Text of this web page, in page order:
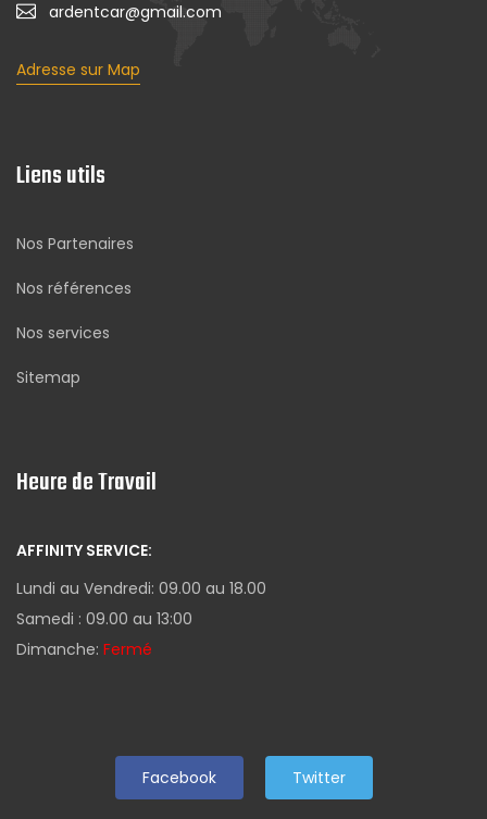
ardentcar@gmail.com
Adresse sur Map
Liens utils
Nos Partenaires
Nos références
Nos services
Sitemap
Heure de Travail
AFFINITY SERVICE:
Lundi au Vendredi: 09.00 au 18.00
Samedi : 09.00 au 13:00
Dimanche: Fermé
Facebook Twitter